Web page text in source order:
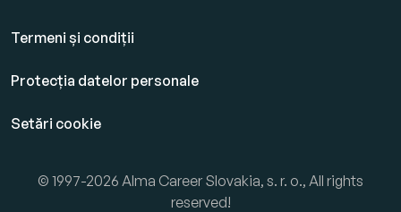
Termeni și condiții
Protecția datelor personale
Setări cookie
© 1997-2026 Alma Career Slovakia, s. r. o., All rights
reserved!